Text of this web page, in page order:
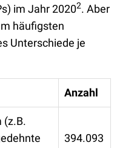
im Jahr 20202. Aber
häufigsten
Unterschiede je
Anzahl
(z.B.
394.093